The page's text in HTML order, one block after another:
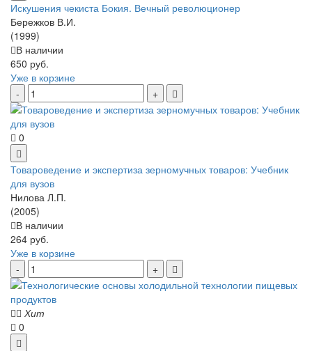
Искушения чекиста Бокия. Вечный революционер
Бережков В.И.
(1999)
В наличии
650 руб.
Уже в корзине
0
Товароведение и экспертиза зерномучных товаров: Учебник
для вузов
Нилова Л.П.
(2005)
В наличии
264 руб.
Уже в корзине
Хит
0